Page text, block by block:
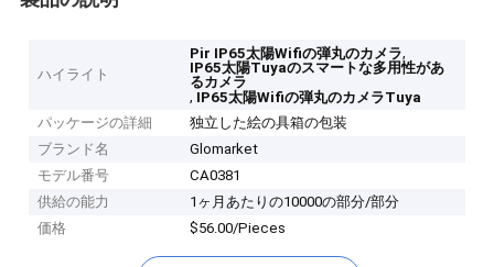
ハイライト
Pir IP65太陽Wifiの弾丸のカメラ,
IP65太陽Tuyaのスマートな多用性があ
るカメラ
, IP65太陽Wifiの弾丸のカメラTuya
パッケージの詳細
独立した絵の具箱の包装
ブランド名
Glomarket
モデル番号
CA0381
供給の能力
1ヶ月あたりの10000の部分/部分
価格
$56.00/Pieces